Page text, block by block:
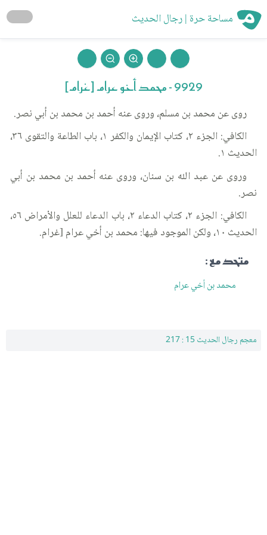
مساحة حرة | رجال الحديث
9929 - محمد أخو عرام [غرام]
روى عن محمد بن مسلم، وروى عنه أحمد بن محمد بن أبي نصر.
الكافي: الجزء ٢، كتاب الإيمان والكفر ١، باب الطاعة والتقوى ٣٦،
الحديث ١.
وروى عن عبد الله بن سنان، وروى عنه أحمد بن محمد بن أبي
نصر.
الكافي: الجزء ٢، كتاب الدعاء ٢، باب الدعاء للعلل والأمراض ٥٦،
الحديث ١٠، ولكن الموجود فيها: محمد بن أخي عرام [غرام.
متحد مع :
محمد بن أخي عرام
معجم رجال الحديث 15 : 217